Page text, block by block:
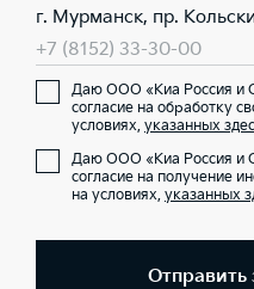
г. Мурманск, пр.
+7 (8152) 33-30-00
Даю ООО «Киа Россия и
согласие на обработку
условиях, указанных
Даю ООО «Киа Россия и
согласие на получение
на условиях, указанных
Отправить